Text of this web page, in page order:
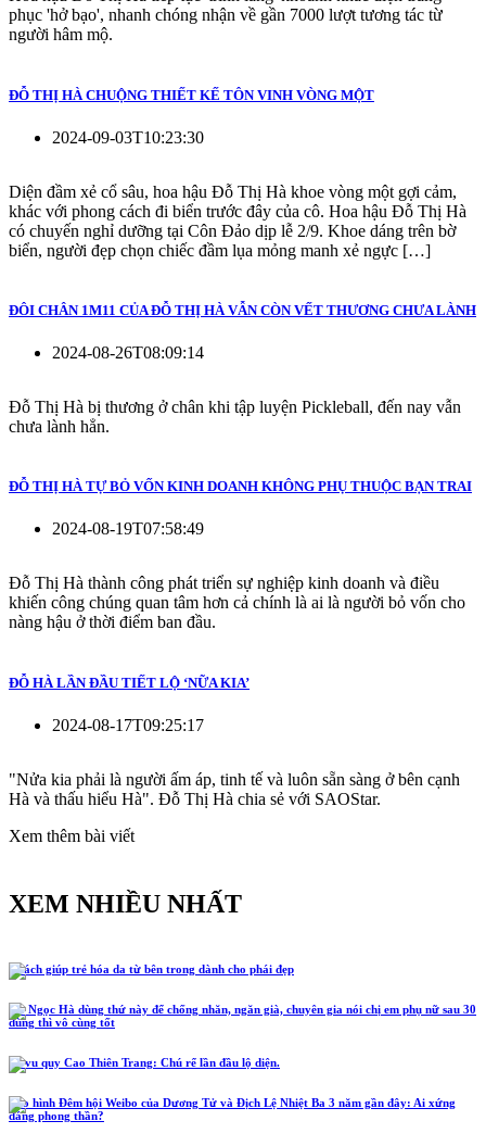
phục 'hở bạo', nhanh chóng nhận về gần 7000 lượt tương tác từ
người hâm mộ.
ĐỖ THỊ HÀ CHUỘNG THIẾT KẾ TÔN VINH VÒNG MỘT
2024-09-03T10:23:30
Diện đầm xẻ cổ sâu, hoa hậu Đỗ Thị Hà khoe vòng một gợi cảm,
khác với phong cách đi biển trước đây của cô. Hoa hậu Đỗ Thị Hà
có chuyến nghỉ dưỡng tại Côn Đảo dịp lễ 2/9. Khoe dáng trên bờ
biển, người đẹp chọn chiếc đầm lụa mỏng manh xẻ ngực […]
ĐÔI CHÂN 1M11 CỦA ĐỖ THỊ HÀ VẪN CÒN VẾT THƯƠNG CHƯA LÀNH
2024-08-26T08:09:14
Đỗ Thị Hà bị thương ở chân khi tập luyện Pickleball, đến nay vẫn
chưa lành hẳn.
ĐỖ THỊ HÀ TỰ BỎ VỐN KINH DOANH KHÔNG PHỤ THUỘC BẠN TRAI
2024-08-19T07:58:49
Đỗ Thị Hà thành công phát triển sự nghiệp kinh doanh và điều
khiến công chúng quan tâm hơn cả chính là ai là người bỏ vốn cho
nàng hậu ở thời điểm ban đầu.
ĐỖ HÀ LẦN ĐẦU TIẾT LỘ ‘NỮA KIA’
2024-08-17T09:25:17
"Nửa kia phải là người ấm áp, tinh tế và luôn sẵn sàng ở bên cạnh
Hà và thấu hiểu Hà". Đỗ Thị Hà chia sẻ với SAOStar.
Xem thêm bài viết
XEM NHIỀU NHẤT
5 cách giúp trẻ hóa da từ bên trong dành cho phái đẹp
Hồ Ngọc Hà dùng thứ này để chống nhăn, ngăn già, chuyên gia nói chị em phụ nữ sau 30
dùng thì vô cùng tốt
Lễ vu quy Cao Thiên Trang: Chú rể lần đầu lộ diện.
Tạo hình Đêm hội Weibo của Dương Tử và Địch Lệ Nhiệt Ba 3 năm gần đây: Ai xứng
đáng phong thần?